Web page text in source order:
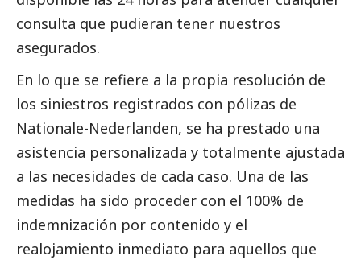
consulta que pudieran tener nuestros
asegurados.
En lo que se refiere a la propia resolución de
los siniestros registrados con pólizas de
Nationale-Nederlanden, se ha prestado una
asistencia personalizada y totalmente ajustada
a las necesidades de cada caso. Una de las
medidas ha sido proceder con el 100% de
indemnización por contenido y el
realojamiento inmediato para aquellos que